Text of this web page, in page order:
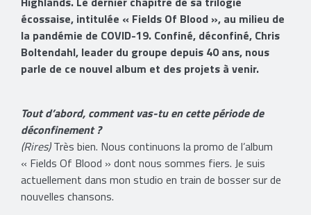
écossaise, intitulée « Fields Of Blood », au milieu de
la pandémie de COVID-19. Confiné, déconfiné, Chris
Boltendahl, leader du groupe depuis 40 ans, nous
parle de ce nouvel album et des projets à venir.
Tout d’abord, comment vas-tu en cette période de
déconfinement ?
(Rires)Très bien. Nous continuons la promo de l’album
« Fields Of Blood » dont nous sommes fiers. Je suis
actuellement dans mon studio en train de bosser sur de
nouvelles chansons.